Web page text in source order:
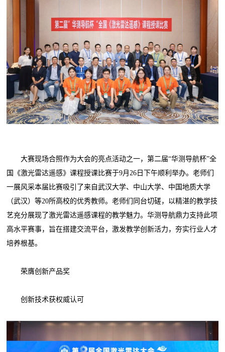
大赛现场合照作为大会的亮点活动之一，第二届“华测导航杯”全
国《激光雷达遥感》课程授课比赛于9月26日下午顺利举办。老师们
一展风采本届比赛吸引了来自武汉大学、中山大学、中国地质大学
（武汉）等20所高校的优秀教师。老师们同台切磋，以精湛的教学技
艺充分展现了激光雷达遥感课程的教学魅力。华测导航鼎力支持此项
高水平赛事，旨在搭建交流平台，激发教学创新活力，夯实行业人才
培养根基。
荣膺创新产品奖
创新技术获权威认可